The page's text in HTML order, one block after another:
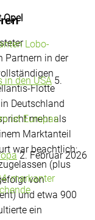
Partnern in der
Flotte
Deutschland
mehr als
Marktanteil
war beachtlich:
(plus
von
und etwa 900
ein
in den USA 5.
2. Februar 2026